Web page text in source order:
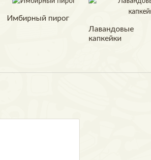
Имбирный пирог
Лавандовые
капкейки